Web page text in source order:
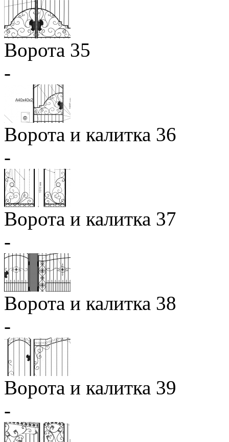
Ворота 35
-
Ворота и калитка 36
-
Ворота и калитка 37
-
Ворота и калитка 38
-
Ворота и калитка 39
-